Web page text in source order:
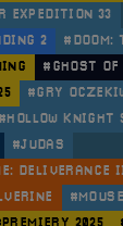
EXPEDITION 33
2
#DOOM:
#GHOST
#GRY
#HOLLOW KNIGHT
#JUDAS
DELIVERANCE